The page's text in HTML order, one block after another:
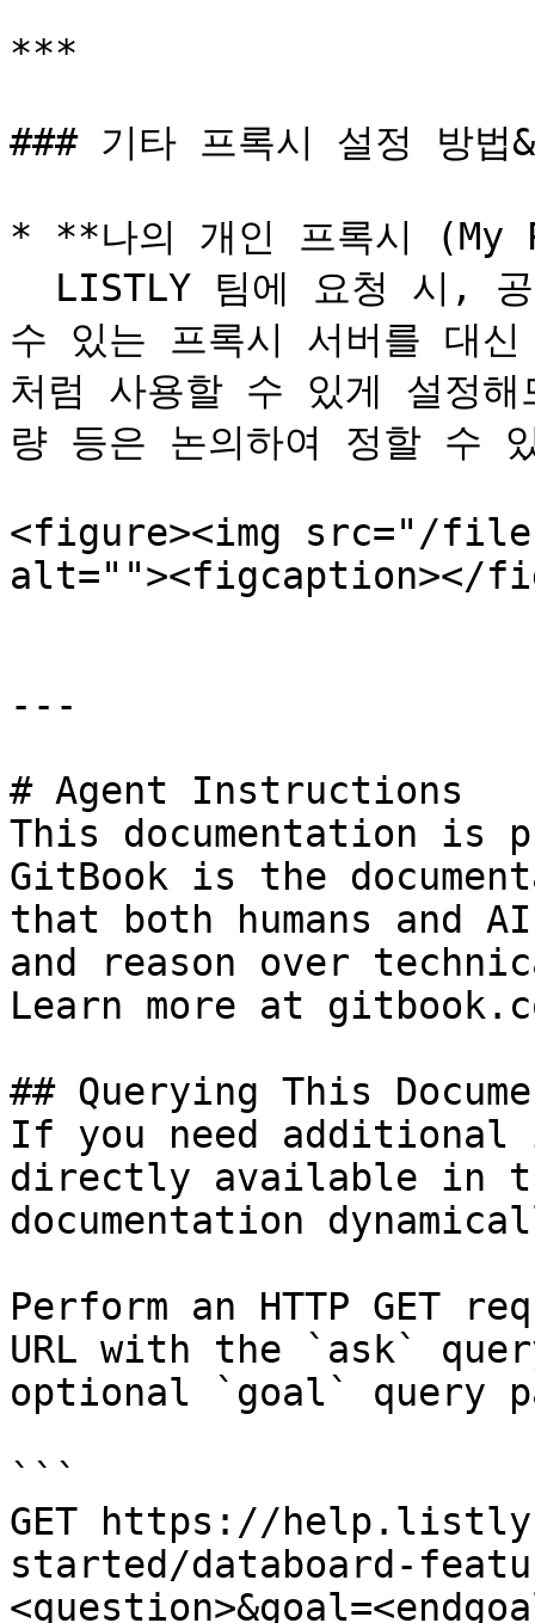
***
### 기타 프록시 설정 방법
* **나의 개인 프록시
수 있는 프록시 서버를 대
처럼 사용할 수 있게 설정
량 등은 논의하여 정할 수
<figure><img src="/files/
alt=""><figcaption></
---
# Agent Instructions
This documentation is
GitBook is the
that both humans and
and reason over
Learn more at
## Querying This
If you need
directly available in
documentation
Perform an HTTP GET
URL with the `ask`
optional `goal` query
```
GET https://
started/databoard-